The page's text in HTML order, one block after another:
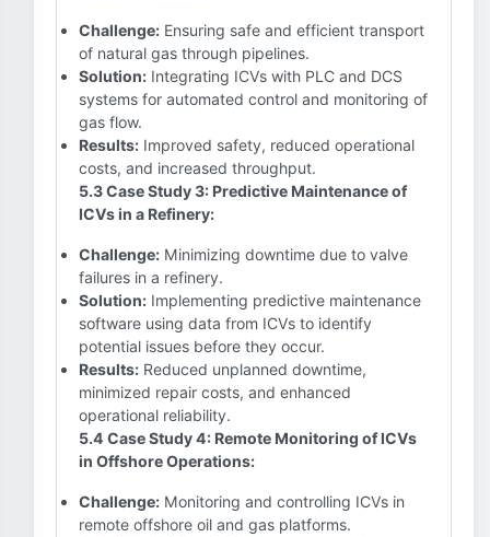
Challenge: Ensuring safe and efficient transport
of natural gas through pipelines.
Solution: Integrating ICVs with PLC and DCS
systems for automated control and monitoring of
gas flow.
Results: Improved safety, reduced operational
costs, and increased throughput.
5.3 Case Study 3: Predictive Maintenance of
ICVs in a Refinery:
Challenge: Minimizing downtime due to valve
failures in a refinery.
Solution: Implementing predictive maintenance
software using data from ICVs to identify
potential issues before they occur.
Results: Reduced unplanned downtime,
minimized repair costs, and enhanced
operational reliability.
5.4 Case Study 4: Remote Monitoring of ICVs
in Offshore Operations:
Challenge: Monitoring and controlling ICVs in
remote offshore oil and gas platforms.